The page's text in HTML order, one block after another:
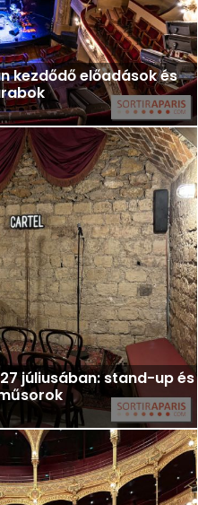
kezdődő előadások és
júliusában: stand-up és